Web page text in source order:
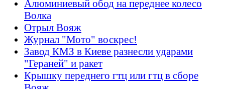
Алюминиевый обод на переднее колесо
Волка
Отрыл Вояж
Журнал "Мото" воскрес!
Завод КМЗ в Киеве разнесли ударами
"Гераней" и ракет
Крышку переднего гтц или гтц в сборе